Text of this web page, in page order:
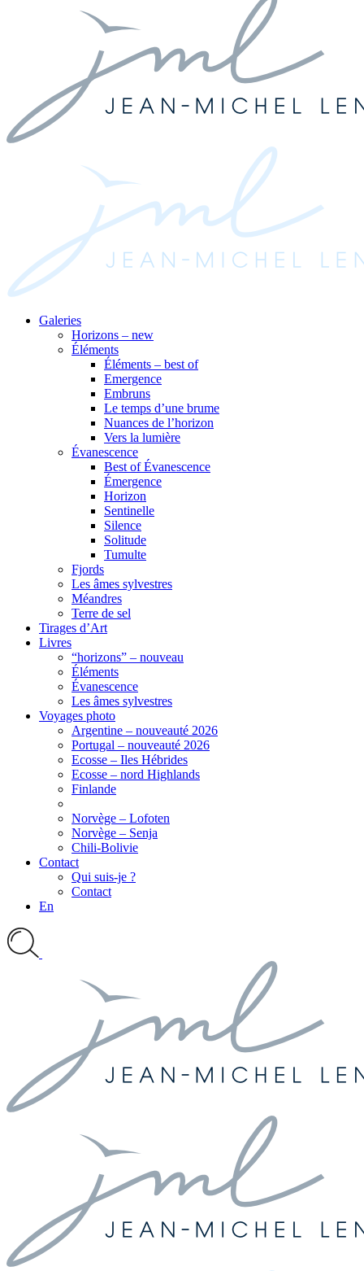
Galeries
Horizons – new
Éléments
Éléments – best of
Emergence
Embruns
Le temps d’une brume
Nuances de l’horizon
Vers la lumière
Évanescence
Best of Évanescence
Émergence
Horizon
Sentinelle
Silence
Solitude
Tumulte
Fjords
Les âmes sylvestres
Méandres
Terre de sel
Tirages d’Art
Livres
“horizons” – nouveau
Éléments
Évanescence
Les âmes sylvestres
Voyages photo
Argentine – nouveauté 2026
Portugal – nouveauté 2026
Ecosse – Iles Hébrides
Ecosse – nord Highlands
Finlande
Norvège – Lofoten
Norvège – Senja
Chili-Bolivie
Contact
Qui suis-je ?
Contact
En